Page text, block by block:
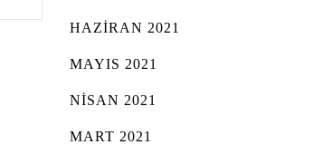
HAZIRAN 2021
MAYIS 2021
NISAN 2021
MART 2021